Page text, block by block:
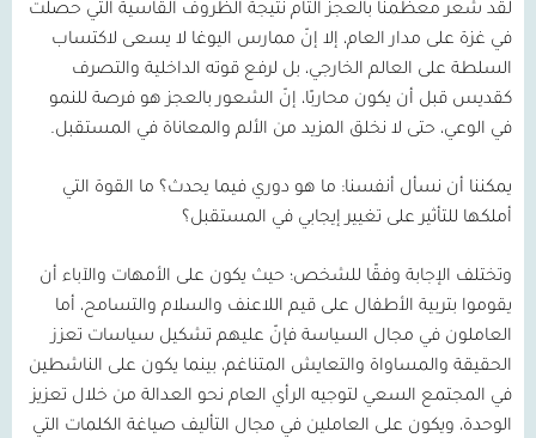
لقد شعر معظمنا بالعجز التام نتيجة الظروف القاسية التي حصلت
في غزة على مدار العام، إلا إنّ ممارس اليوغا لا يسعى لاكتساب
السلطة على العالم الخارجي، بل لرفع قوته الداخلية والتصرف
كقديس قبل أن يكون محاربًا، إنّ الشعور بالعجز هو فرصة للنمو
في الوعي، حتى لا نخلق المزيد من الألم والمعاناة في المستقبل.
يمكننا أن نسأل أنفسنا: ما هو دوري فيما يحدث؟ ما القوة التي
أملكها للتأثير على تغيير إيجابي في المستقبل؟
وتختلف الإجابة وفقًا للشخص؛ حيث يكون على الأمهات والآباء أن
يقوموا بتربية الأطفال على قيم اللاعنف والسلام والتسامح، أما
العاملون في مجال السياسة فإنّ عليهم تشكيل سياسات تعزز
الحقيقة والمساواة والتعايش المتناغم، بينما يكون على الناشطين
في المجتمع السعي لتوجيه الرأي العام نحو العدالة من خلال تعزيز
الوحدة، ويكون على العاملين في مجال التأليف صياغة الكلمات التي